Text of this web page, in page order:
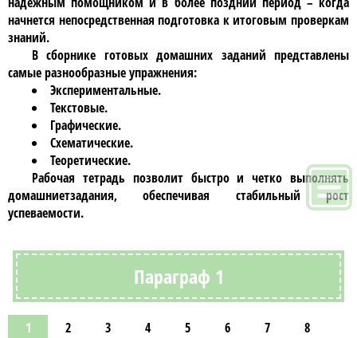
начнется непосредственная подготовка к итоговым проверкам
знаний.
Всборнике готовых домашних заданий представлены
самые разнообразные упражнения:
Экспериментальные.
Текстовые.
Графические.
Схематические.
Теоретические.
Рабочая тетрадь позволит быстро и четко выполнять
домашниетзадания, обеспечивая стабильный рост
успеваемости.
Параграф 1
1 2 3 4 5 6 7
8